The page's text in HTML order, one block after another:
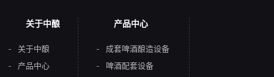
关于中酿
关于中酿
产品中心
产品中心
成套啤酒酿造设备
啤酒配套设备